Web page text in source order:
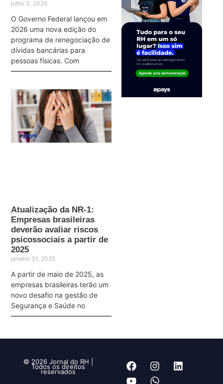
julho 3, 2026
O Governo Federal lançou em
2026 uma nova edição do
programa de renegociação de
dívidas bancárias para
pessoas físicas. Com
Atualização da NR-1:
Empresas brasileiras
deverão avaliar riscos
psicossociais a partir de
2025
janeiro 31, 2025
A partir de maio de 2025, as
empresas brasileiras terão um
novo desafio na gestão de
Segurança e Saúde no
© 2026 Jornal do RH |
Todos os direitos
reservados